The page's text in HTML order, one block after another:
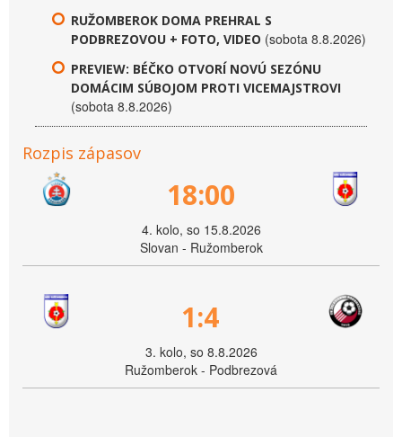
RUŽOMBEROK DOMA PREHRAL S
PODBREZOVOU + FOTO, VIDEO (sobota 8.8.2026)
PREVIEW: BÉČKO OTVORÍ NOVÚ SEZÓNU
DOMÁCIM SÚBOJOM PROTI VICEMAJSTROVI
(sobota 8.8.2026)
Rozpis zápasov
18:00
4. kolo, so 15.8.2026
Slovan - Ružomberok
1:4
3. kolo, so 8.8.2026
Ružomberok - Podbrezová